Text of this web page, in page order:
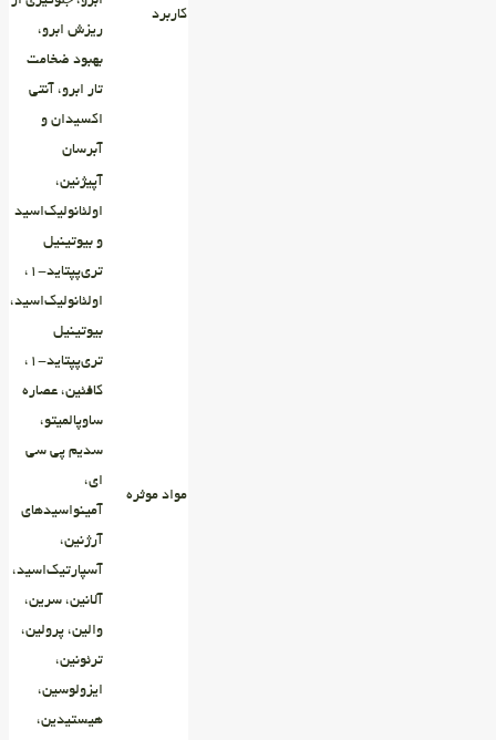
کاربرد
ریزش ابرو،
بهبود ضخامت
تار ابرو، آنتی
اکسیدان و
آبرسان
مواد موثره
آپیژنین،
اولئانولیک‌اسید
و بیوتینیل
تری‌پپتاید-۱،
اولئانولیک‌اسید،
بیوتینیل
تری‌پپتاید-۱،
کافئین، عصاره
ساوپالمیتو،
سدیم پی سی
ای،
آمینواسیدهای
آرژنین،
آسپارتیک‌اسید،
آلانین، سرین،
والین، پرولین،
ترئونین،
ایزولوسین،
هیستیدین،